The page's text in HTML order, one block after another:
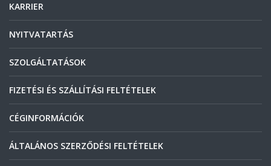
KARRIER
NYITVATARTÁS
SZOLGÁLTATÁSOK
FIZETÉSI ÉS SZÁLLÍTÁSI FELTÉTELEK
CÉGINFORMÁCIÓK
ÁLTALÁNOS SZERZŐDÉSI FELTÉTELEK